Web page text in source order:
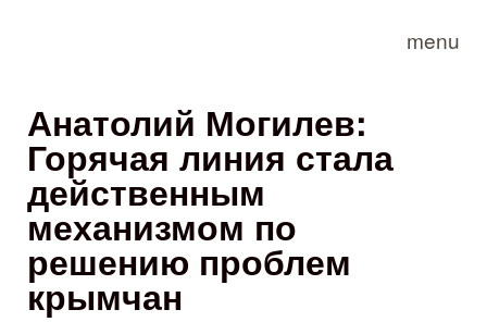
menu
Анатолий Могилев:
Горячая линия стала
действенным
механизмом по
решению проблем
крымчан